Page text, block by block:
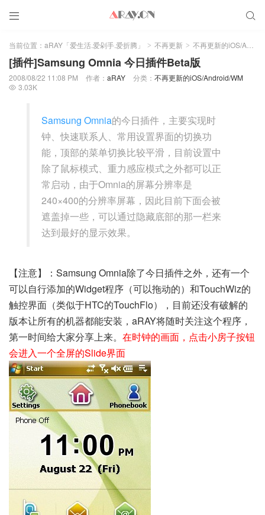
 
当前位置： aRAY「爱生活.爱剁手.爱折腾」 > 不再更新 > 不再更新的iOS/Android/WM
[插件]Samsung Omnia 今日插件Beta版
2008/08/22 11:08 PM 作者： aRAY 分类： 不再更新的iOS/Android/WM
 3.03K
Samsung Omnia的今日插件，主要实现时
钟、快速联系人、常用设置界面的切换功
能，顶部的菜单切换比较平滑，目前设置中
除了鼠标模式、重力感应模式之外都可以正
常启动，由于Omnia的屏幕分辨率是
240×400的分辨率屏幕，因此目前下面会被
遮盖掉一些，可以通过隐藏底部的那一栏来
达到最好的显示效果。
【注意】：Samsung Omnia除了今日插件之外，还有一个
可以自行添加的Widget程序（可以拖动的）和TouchWiz的
触控界面（类似于HTC的TouchFlo），目前还没有破解的
版本让所有的机器都能安装，aRAY将随时关注这个程序，
第一时间给大家分享上来。 在时钟的画面，点击小房子按钮
会进入一个全屏的Slide界面